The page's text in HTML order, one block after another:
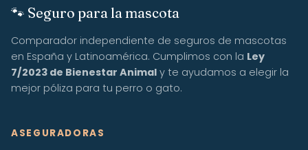
🐾 Seguro para la mascota
Comparador independiente de seguros de mascotas
en España y Latinoamérica. Cumplimos con la Ley
7/2023 de Bienestar Animal y te ayudamos a elegir la
mejor póliza para tu perro o gato.
ASEGURADORAS